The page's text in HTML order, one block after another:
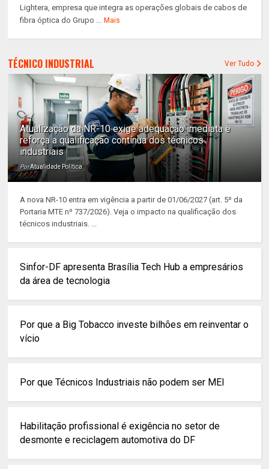
Lightera, empresa que integra as operações globais de cabos de
fibra óptica do Grupo ... Mais
TÉCNICO INDUSTRIAL Ver Tudo
Atualização da NR-10 exige adequação imediata e
reforça a qualificação contínua dos técnicos
industriais
PorAtualidade Política
A nova NR-10 entra em vigência a partir de 01/06/2027 (art. 5º da
Portaria MTE nº 737/2026). Veja o impacto na qualificação dos
técnicos industriais. ...
Sinfor-DF apresenta Brasília Tech Hub a empresários
da área de tecnologia
Por que a Big Tobacco investe bilhões em reinventar o
vício
Por que Técnicos Industriais não podem ser MEI
Habilitação profissional é exigência no setor de
desmonte e reciclagem automotiva do DF